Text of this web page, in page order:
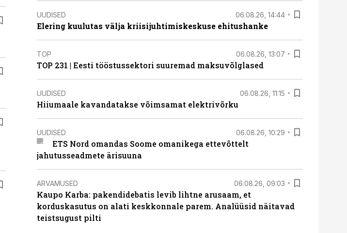
UUDISED 06.08.26, 14:44
Elering kuulutas välja kriisijuhtimiskeskuse ehitushanke
TOP 06.08.26, 13:07
TOP 231 | Eesti tööstussektori suuremad maksuvõlglased
UUDISED 06.08.26, 11:15
Hiiumaale kavandatakse võimsamat elektrivõrku
UUDISED 06.08.26, 10:29
ETS Nord omandas Soome omanikega ettevõttelt
jahutusseadmete ärisuuna
ARVAMUSED 06.08.26, 09:03
Kaupo Karba: pakendidebatis levib lihtne arusaam, et
korduskasutus on alati keskkonnale parem. Analüüsid näitavad
teistsugust pilti